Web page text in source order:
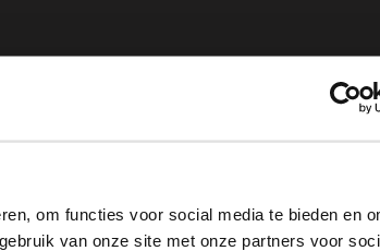
om functies voor social media te bieden en
van onze site met onze partners voor
×
Would you like to